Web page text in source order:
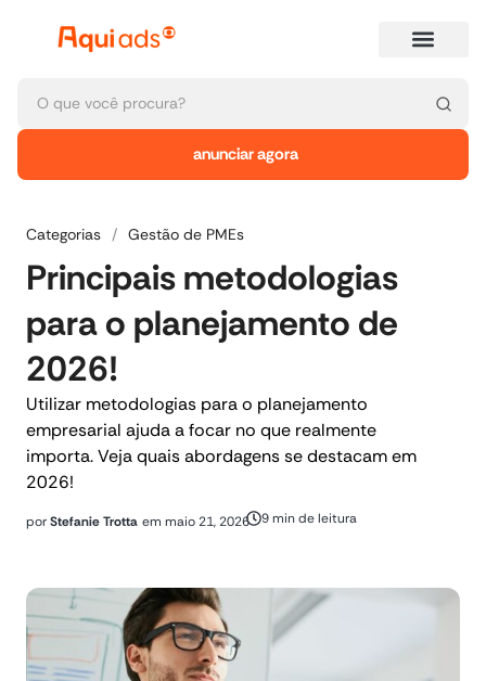
anunciar agora
Categorias / Gestão de PMEs
Principais metodologias
para o planejamento de
2026!
Utilizar metodologias para o planejamento
empresarial ajuda a focar no que realmente
importa. Veja quais abordagens se destacam em
2026!
porStefanie Trotta em maio 21, 2026 9 min de leitura